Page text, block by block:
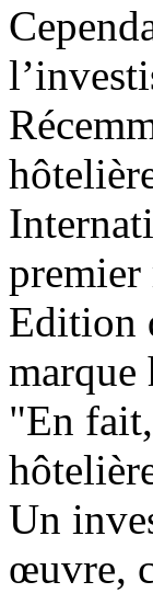
premier
Edition
marque
"En
Un
œuvre,